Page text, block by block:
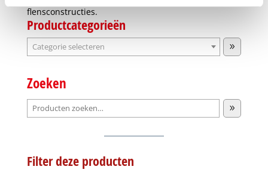
flensconstructies.
Productcategorieën
Categorie
selecteren
Zoeken
Filter deze producten